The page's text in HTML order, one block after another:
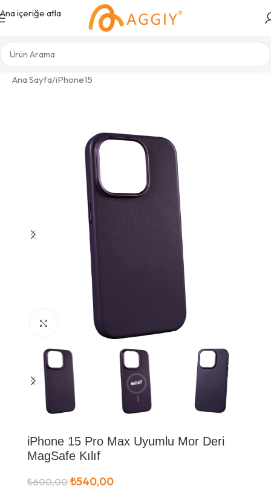
Ana içeriğe atla
Ana Sayfa/iPhone15
Büyütmek için tıklayın
iPhone 15 Pro Max Uyumlu Mor Deri
MagSafe Kılıf
₺600,00 ₺540,00